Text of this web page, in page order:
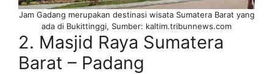
Jam Gadang merupakan destinasi wisata Sumatera Barat yang
ada di Bukittinggi, Sumber: kaltim.tribunnews.com
2. Masjid Raya Sumatera
Barat – Padang